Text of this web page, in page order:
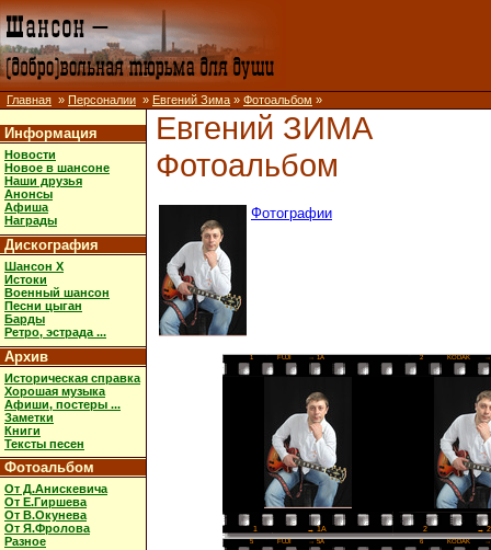
Главная » Персоналии » Евгений Зима » Фотоальбом »
Информация
Новости
Новое в шансоне
Наши друзья
Анонсы
Афиша
Награды
Дискография
Шансон X
Истоки
Военный шансон
Песни цыган
Барды
Ретро, эстрада ...
Архив
Историческая справка
Хорошая музыка
Афиши, постеры ...
Заметки
Книги
Тексты песен
Фотоальбом
От Д.Анискевича
От Е.Гиршева
От В.Окунева
От Я.Фролова
Разное
Евгений ЗИМА
Фотоальбом
Фотографии
1 FUJI → 1A 2 KODAK →
1 → 1A 2 →
5 FUJI → 5A 6 KODAK →